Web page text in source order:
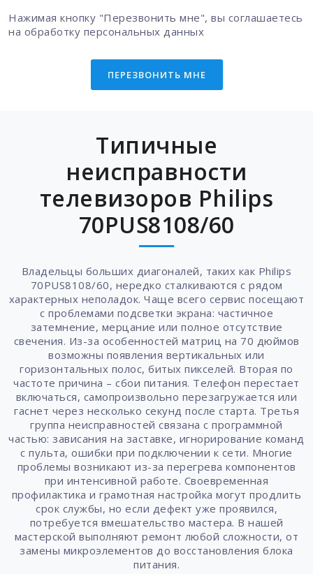
Нажимая кнопку "Перезвонить мне", вы соглашаетесь
на обработку персональных данных
ПЕРЕЗВОНИТЬ МНЕ
Типичные
неисправности
телевизоров Philips
70PUS8108/60
Владельцы больших диагоналей, таких как Philips
70PUS8108/60, нередко сталкиваются с рядом
характерных неполадок. Чаще всего сервис посещают
с проблемами подсветки экрана: частичное
затемнение, мерцание или полное отсутствие
свечения. Из-за особенностей матриц на 70 дюймов
возможны появления вертикальных или
горизонтальных полос, битых пикселей. Вторая по
частоте причина – сбои питания. Телефон перестает
включаться, самопроизвольно перезагружается или
гаснет через несколько секунд после старта. Третья
группа неисправностей связана с программной
частью: зависания на заставке, игнорирование команд
с пульта, ошибки при подключении к сети. Многие
проблемы возникают из-за перегрева компонентов
при интенсивной работе. Своевременная
профилактика и грамотная настройка могут продлить
срок службы, но если дефект уже проявился,
потребуется вмешательство мастера. В нашей
мастерской выполняют ремонт любой сложности, от
замены микроэлементов до восстановления блока
питания.